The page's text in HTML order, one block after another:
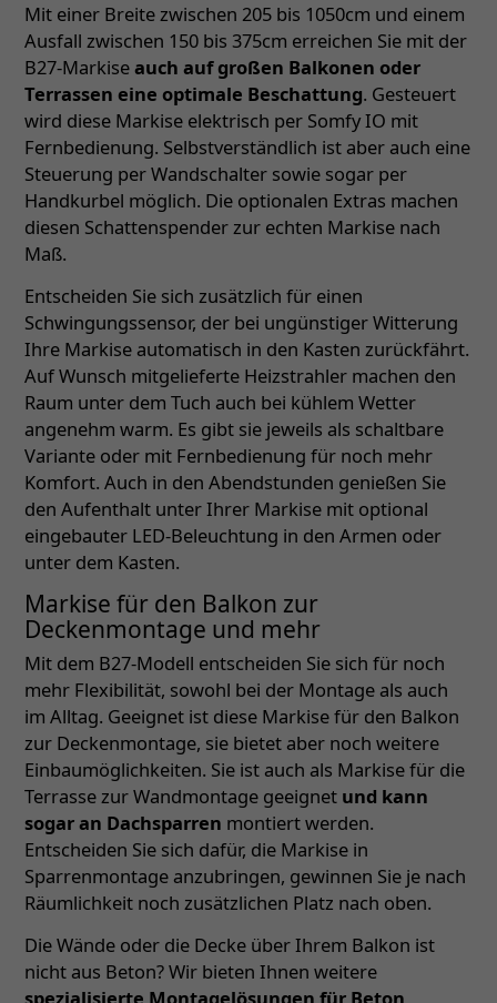
Mit einer Breite zwischen 205 bis 1050cm und einem
Ausfall zwischen 150 bis 375cm erreichen Sie mit der
B27-Markiseauch auf großen Balkonen oder
Terrassen eine optimale Beschattung. Gesteuert
wird diese Markise elektrisch per Somfy IO mit
Fernbedienung. Selbstverständlich ist aber auch eine
Steuerung per Wandschalter sowie sogar per
Handkurbel möglich. Die optionalen Extras machen
diesen Schattenspender zur echten Markise nach
Maß.
Entscheiden Sie sich zusätzlich für einen
Schwingungssensor, der bei ungünstiger Witterung
Ihre Markise automatisch in den Kasten zurückfährt.
Auf Wunsch mitgelieferte Heizstrahler machen den
Raum unter dem Tuch auch bei kühlem Wetter
angenehm warm. Es gibt sie jeweils als schaltbare
Variante oder mit Fernbedienung für noch mehr
Komfort. Auch in den Abendstunden genießen Sie
den Aufenthalt unter Ihrer Markise mit optional
eingebauter LED-Beleuchtung in den Armen oder
unter dem Kasten.
Markise für den Balkon zur
Deckenmontage und mehr
Mit dem B27-Modell entscheiden Sie sich für noch
mehr Flexibilität, sowohl bei der Montage als auch
im Alltag. Geeignet ist diese Markise für den Balkon
zur Deckenmontage, sie bietet aber noch weitere
Einbaumöglichkeiten. Sie ist auch als Markise für die
Terrasse zur Wandmontage geeignet und kann
sogar an Dachsparren montiert werden.
Entscheiden Sie sich dafür, die Markise in
Sparrenmontage anzubringen, gewinnen Sie je nach
Räumlichkeit noch zusätzlichen Platz nach oben.
Die Wände oder die Decke über Ihrem Balkon ist
nicht aus Beton? Wir bieten Ihnen weitere